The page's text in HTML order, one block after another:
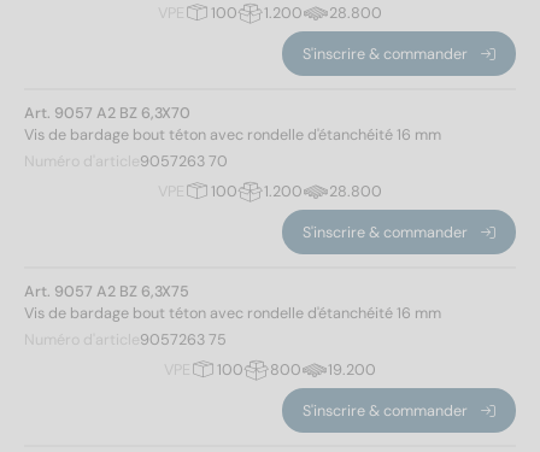
Norm No.
VPE
100 1.200 28.800
S'inscrire & commander
Art. 9057 A2 BZ 6,3X70
Vis de bardage bout téton avec rondelle d'étanchéité 16 mm
Numéro d'article 9057263 70
VPE
100 1.200 28.800
S'inscrire & commander
Art. 9057 A2 BZ 6,3X75
Vis de bardage bout téton avec rondelle d'étanchéité 16 mm
Numéro d'article 9057263 75
VPE
100 800 19.200
S'inscrire & commander